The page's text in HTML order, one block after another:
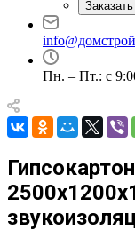
Пн. – Пт.: с